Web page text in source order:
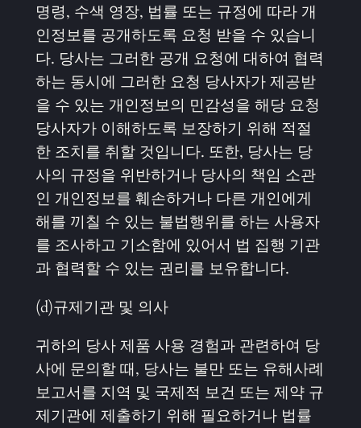
명령, 수색 영장, 법률 또는 규정에 따라 개
인정보를 공개하도록 요청 받을 수 있습니
다. 당사는 그러한 공개 요청에 대하여 협력
하는 동시에 그러한 요청 당사자가 제공받
을 수 있는 개인정보의 민감성을 해당 요청
당사자가 이해하도록 보장하기 위해 적절
한 조치를 취할 것입니다. 또한, 당사는 당
사의 규정을 위반하거나 당사의 책임 소관
인 개인정보를 훼손하거나 다른 개인에게
해를 끼칠 수 있는 불법행위를 하는 사용자
를 조사하고 기소함에 있어서 법 집행 기관
과 협력할 수 있는 권리를 보유합니다.
(d)규제기관 및 의사
귀하의 당사 제품 사용 경험과 관련하여 당
사에 문의할 때, 당사는 불만 또는 유해사례
보고서를 지역 및 국제적 보건 또는 제약 규
제기관에 제출하기 위해 필요하거나 법률